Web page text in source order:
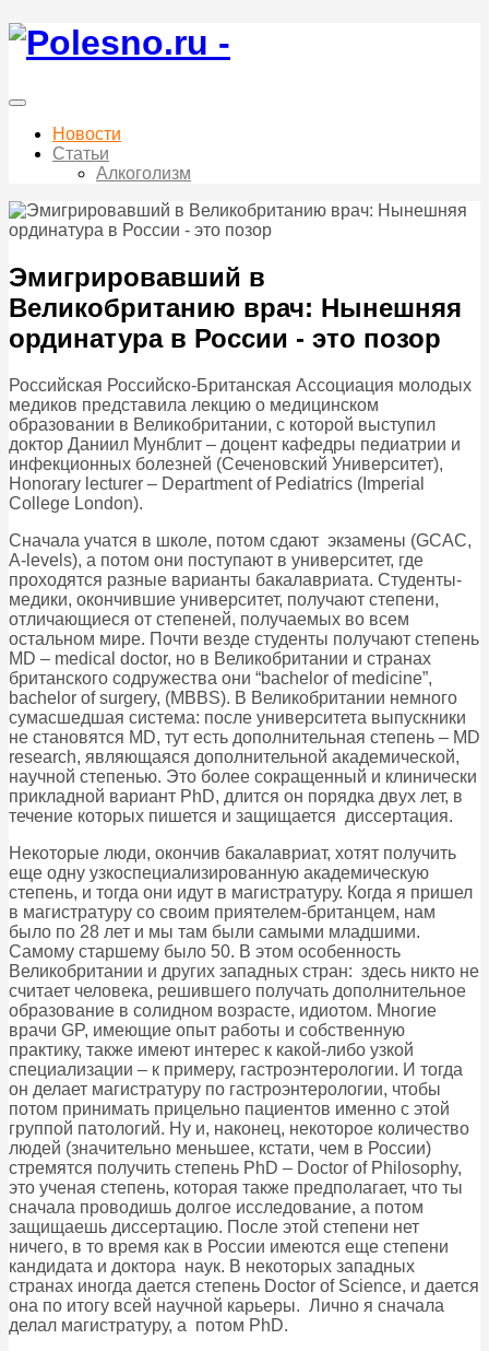
Новости
Статьи
Алкоголизм
Эмигрировавший в
Великобританию врач: Нынешняя
ординатура в России - это позор
Российская Российско-Британская Ассоциация молодых
медиков представила лекцию о медицинском
образовании в Великобритании, с которой выступил
доктор Даниил Мунблит – доцент кафедры педиатрии и
инфекционных болезней (Сеченовский Университет),
Honorary lecturer – Department of Pediatrics (Imperial
College London).
Сначала учатся в школе, потом сдают экзамены (GCAC,
A-levels), а потом они поступают в университет, где
проходятся разные варианты бакалавриата. Студенты-
медики, окончившие университет, получают степени,
отличающиеся от степеней, получаемых во всем
остальном мире. Почти везде студенты получают степень
MD – medical doctor, но в Великобритании и странах
британского содружества они “bachelor of medicine”,
bachelor of surgery, (MBBS). В Великобритании немного
сумасшедшая система: после университета выпускники
не становятся MD, тут есть дополнительная степень – MD
research, являющаяся дополнительной академической,
научной степенью. Это более сокращенный и клинически
прикладной вариант PhD, длится он порядка двух лет, в
течение которых пишется и защищается диссертация.
Некоторые люди, окончив бакалавриат, хотят получить
еще одну узкоспециализированную академическую
степень, и тогда они идут в магистратуру. Когда я пришел
в магистратуру со своим приятелем-британцем, нам
было по 28 лет и мы там были самыми младшими.
Самому старшему было 50. В этом особенность
Великобритании и других западных стран: здесь никто не
считает человека, решившего получать дополнительное
образование в солидном возрасте, идиотом. Многие
врачи GP, имеющие опыт работы и собственную
практику, также имеют интерес к какой-либо узкой
специализации – к примеру, гастроэнтерологии. И тогда
он делает магистратуру по гастроэнтерологии, чтобы
потом принимать прицельно пациентов именно с этой
группой патологий. Ну и, наконец, некоторое количество
людей (значительно меньшее, кстати, чем в России)
стремятся получить степень PhD – Doctor of Philosophy,
это ученая степень, которая также предполагает, что ты
сначала проводишь долгое исследование, а потом
защищаешь диссертацию. После этой степени нет
ничего, в то время как в России имеются еще степени
кандидата и доктора наук. В некоторых западных
странах иногда дается степень Doctor of Science, и дается
она по итогу всей научной карьеры. Лично я сначала
делал магистратуру, а потом PhD.